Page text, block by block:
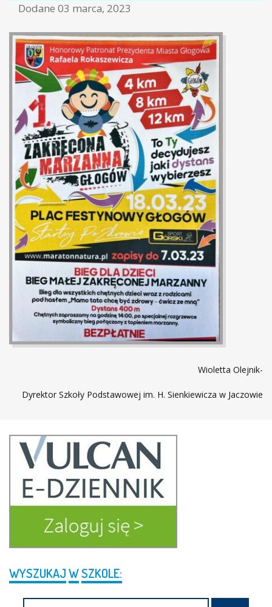
Dodane 03 marca, 2023
Wioletta Olejnik-
Dyrektor Szkoły Podstawowej im. H. Sienkiewicza w Jaczowie
WYSZUKAJWSZKOLE: